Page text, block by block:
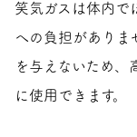
笑気ガスは体内で
への負担がありま
を与えないため
に使用できます。